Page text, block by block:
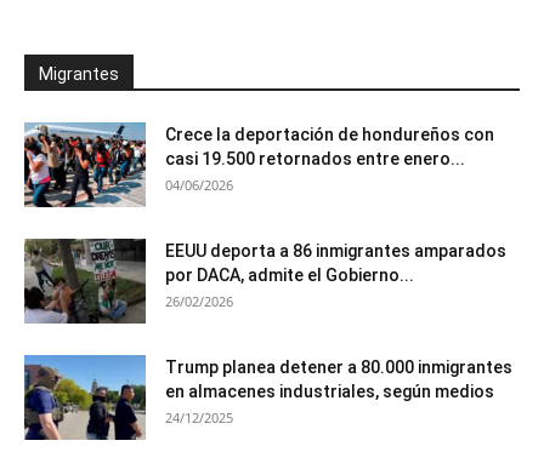
Migrantes
Crece la deportación de hondureños con
casi 19.500 retornados entre enero...
04/06/2026
EEUU deporta a 86 inmigrantes amparados
por DACA, admite el Gobierno...
26/02/2026
Trump planea detener a 80.000 inmigrantes
en almacenes industriales, según medios
24/12/2025